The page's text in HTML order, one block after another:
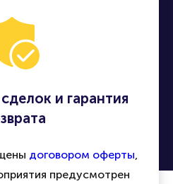
и гарантия
договором оферты,
предусмотрен